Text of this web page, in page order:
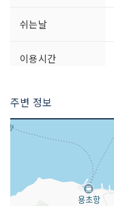
쉬는날
이용시간
주변 정보